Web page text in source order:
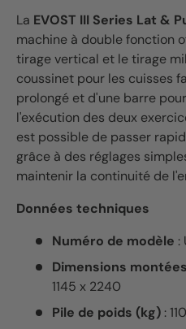
La EVOST III Series Lat &
machine à double fonction
tirage vertical et le tirage
coussinet pour les cuisses
prolongé et d'une barre
l'exécution des deux
est possible de passer
grâce à des réglages
maintenir la continuité de
Données techniques
Numéro de modèle :
Dimensions
1145 x 2240
Pile de poids (kg) : 110